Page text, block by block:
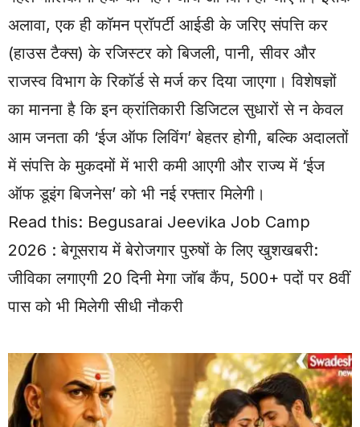
अलावा, एक ही कॉमन प्रॉपर्टी आईडी के जरिए संपत्ति कर
(हाउस टैक्स) के रजिस्टर को बिजली, पानी, सीवर और
राजस्व विभाग के रिकॉर्ड से मर्ज कर दिया जाएगा। विशेषज्ञों
का मानना है कि इन क्रांतिकारी डिजिटल सुधारों से न केवल
आम जनता की ‘ईज ऑफ लिविंग’ बेहतर होगी, बल्कि अदालतों
में संपत्ति के मुकदमों में भारी कमी आएगी और राज्य में ‘ईज
ऑफ डूइंग बिजनेस’ को भी नई रफ्तार मिलेगी।
Read this: Begusarai Jeevika Job Camp
2026 : बेगूसराय में बेरोजगार पुरुषों के लिए खुशखबरी:
जीविका लगाएगी 20 दिनी मेगा जॉब कैंप, 500+ पदों पर 8वीं
पास को भी मिलेगी सीधी नौकरी